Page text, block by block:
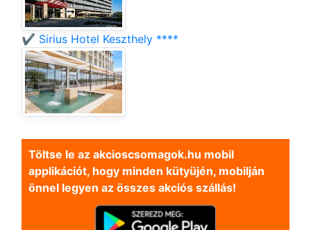
✔️ Sirius Hotel Keszthely ****
Töltse le az akcioscsomagok.hu mobil
applikációt, hogy minden kütyüjén, mobilján
önnel legyen az összes akciós szállás!